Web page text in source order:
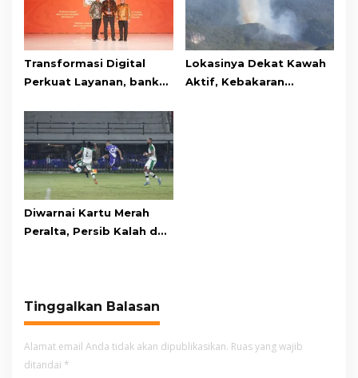
Transformasi Digital
Perkuat Layanan, bank
Awards pada PRIMA
Awards 2026
Lokasinya Dekat Kawah
Aktif, Kebakaran
Diwarnai Kartu Merah
Peralta, Persib Kalah dari
Tinggalkan Balasan
Alamat email Anda tidak akan dipublikasikan. Ruas yang wajib
ditandai *